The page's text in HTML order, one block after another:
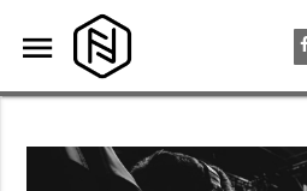
menu
menu